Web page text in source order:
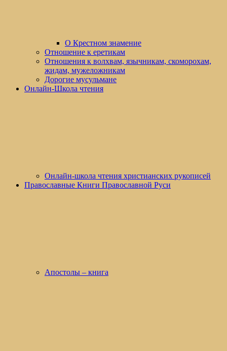
О Крестном знамение
Отношение к еретикам
Отношения к волхвам, язычникам, скоморохам,
жидам, мужеложникам
Дорогие мусульмане
Онлайн-Школа чтения
Онлайн-школа чтения христианских рукописей
Православные Книги Православной Руси
Апостолы – книга